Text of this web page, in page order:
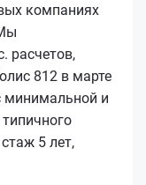
компаниях
расчетов,
812 в марте
минимальной и
5 лет,